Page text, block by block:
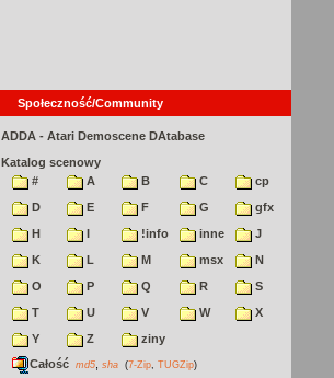
Społeczność/Community
ADDA - Atari Demoscene DAtabase
Katalog scenowy
#
A B C
cp
D
E F G
gfx
H
I !info inne
J
K
L M msx
N
O
P Q R
S
T
U V W
X
Y
Z
ziny
Całość md5 sha (7-Zip TUGZip)